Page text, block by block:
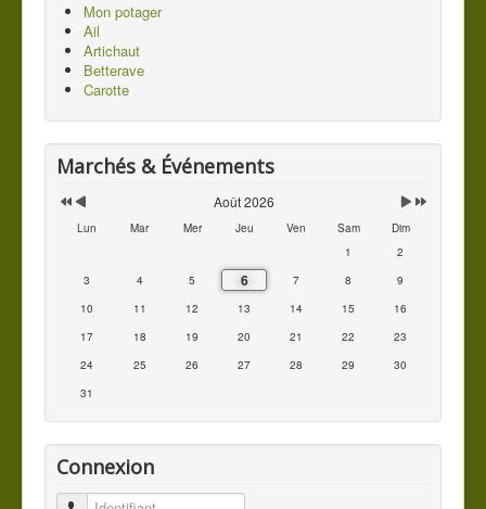
Mon potager
Ail
Artichaut
Betterave
Carotte
Marchés & Événements
Août 2026
Lun Mar Mer Jeu Ven Sam
Dim
1
2
3
4 5 6 7 8
9
10
11 12 13 14 15
16
17
18 19 20 21 22
23
24
25 26 27 28 29
30
31
Connexion